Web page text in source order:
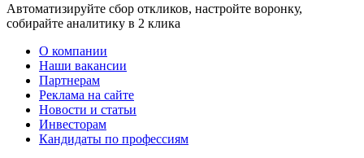
Автоматизируйте сбор откликов, настройте воронку,
собирайте аналитику в 2 клика
О компании
Наши вакансии
Партнерам
Реклама на сайте
Новости и статьи
Инвесторам
Кандидаты по профессиям